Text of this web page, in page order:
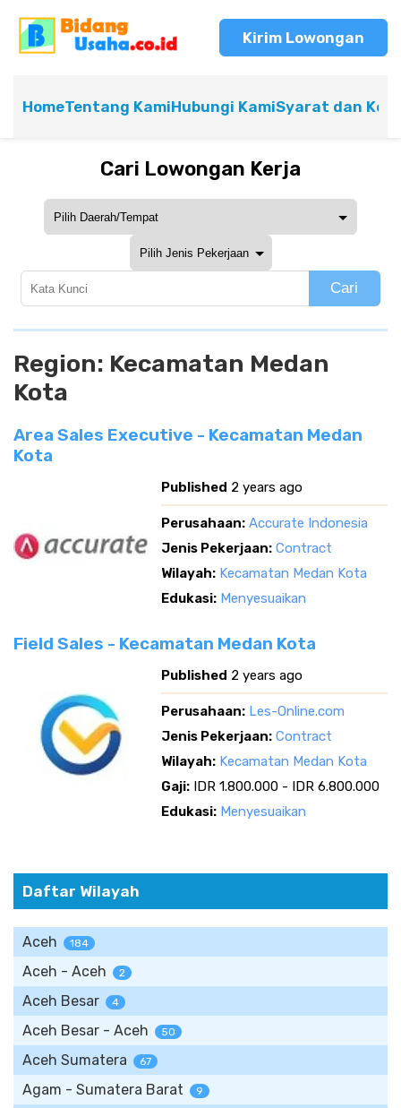
Kirim Lowongan
HomeTentang KamiHubungi KamiSyarat dan
Cari Lowongan Kerja
Cari
Region: Kecamatan Medan
Kota
Area Sales Executive - Kecamatan Medan
Kota
Published 2 years ago
Perusahaan: Accurate Indonesia
Jenis Pekerjaan: Contract
Wilayah: Kecamatan Medan Kota
Edukasi: Menyesuaikan
Field Sales - Kecamatan Medan Kota
Published 2 years ago
Perusahaan: Les-Online.com
Jenis Pekerjaan: Contract
Wilayah: Kecamatan Medan Kota
Gaji: IDR 1.800.000 - IDR 6.800.000
Edukasi: Menyesuaikan
Daftar Wilayah
Aceh 184
Aceh - Aceh 2
Aceh Besar 4
Aceh Besar - Aceh 50
Aceh Sumatera 67
Agam - Sumatera Barat 9